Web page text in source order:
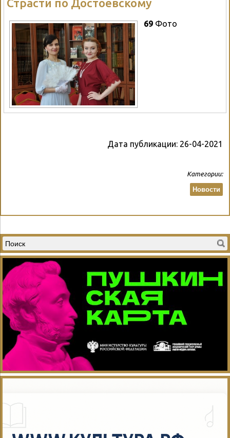
Страсти по Достоевскому
69 Фото
Дата публикации: 26-04-2021
Категории:
Новости